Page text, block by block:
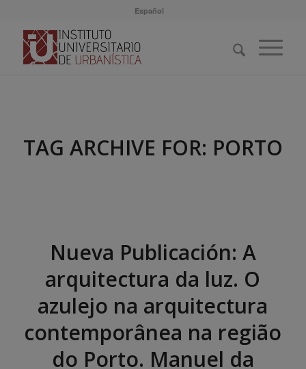
Español
TAG ARCHIVE FOR: PORTO
Nueva Publicación: A
arquitectura da luz. O
azulejo na arquitectura
contemporânea na região
do Porto. Manuel da